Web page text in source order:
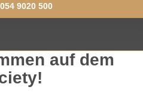
9020 500
auf dem